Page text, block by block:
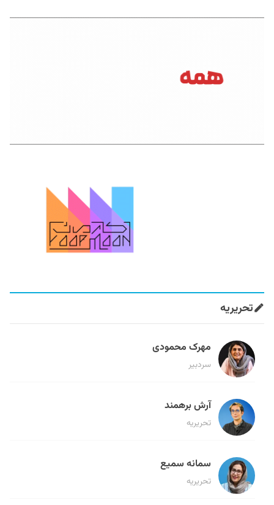
تحریریه
مهرک محمودی
سردبیر
آرش برهمند
تحریریه
سمانه سمیع
تحریریه